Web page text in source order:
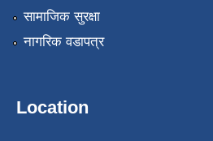
सामाजिक सुरक्षा
नागरिक वडापत्र
Location